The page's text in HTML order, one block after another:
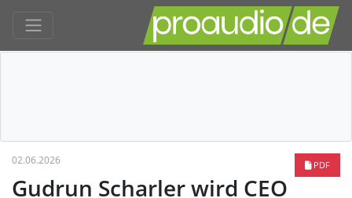
PDF
02.06.2026
Gudrun Scharler wird CEO